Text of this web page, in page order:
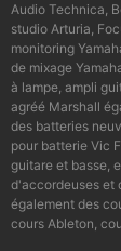
Audio Technica,
studio Arturia,
monitoring
de mixage
à lampe, ampli
agréé Marshall
des batteries
pour batterie Vic
guitare et basse,
d'accordeuses et
également des
cours Ableton,